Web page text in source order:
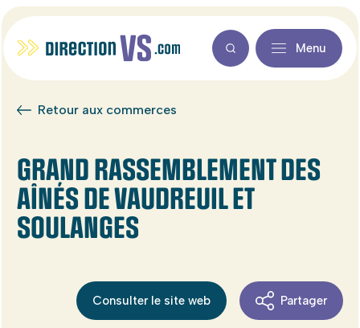
Menu
Retour aux commerces
GRAND RASSEMBLEMENT DES
AÎNÉS DE VAUDREUIL ET
SOULANGES
Consulter le site web Partager